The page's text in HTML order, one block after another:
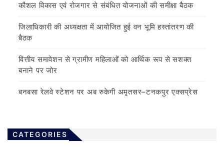
कौशल विकास एवं रोजगार से संबंधित योजनाओं की समीक्षा बैठक
जिलाधिकारी की अध्यक्षता में आयोजित हुई वन भूमि हस्तांतरण की
बैठक
वित्तीय समावेशन से ग्रामीण महिलाओं को आर्थिक रूप से सशक्त
बनाने पर जोर
बनबसा रेलवे स्टेशन पर अब रुकेगी अमृतसर–टनकपुर एक्सप्रेस
CATEGORIES